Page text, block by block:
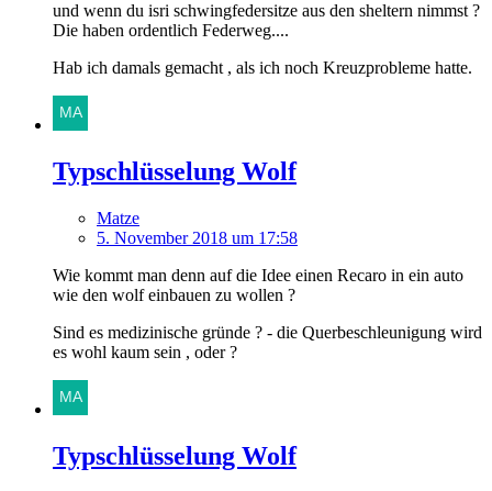
und wenn du isri schwingfedersitze aus den sheltern nimmst ?
Die haben ordentlich Federweg....
Hab ich damals gemacht , als ich noch Kreuzprobleme hatte.
Typschlüsselung Wolf
Matze
5. November 2018 um 17:58
Wie kommt man denn auf die Idee einen Recaro in ein auto
wie den wolf einbauen zu wollen ?
Sind es medizinische gründe ? - die Querbeschleunigung wird
es wohl kaum sein , oder ?
Typschlüsselung Wolf